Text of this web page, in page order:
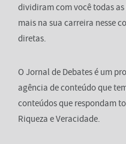
dividiram com você todas
mais na sua carreira nesse
diretas.
O Jornal de Debates é um
agência de conteúdo que
conteúdos que respondam
Riqueza e Veracidade.